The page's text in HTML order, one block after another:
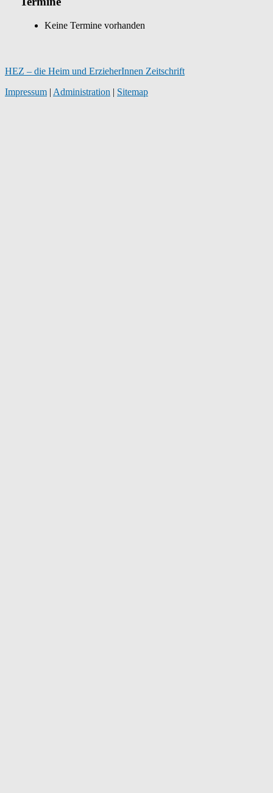
Keine Termine vorhanden
HEZ – die Heim und ErzieherInnen Zeitschrift
Impressum | Administration | Sitemap